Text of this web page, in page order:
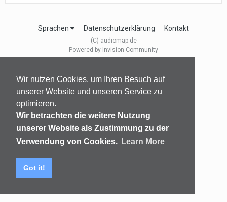
Wir nutzen Cookies, um Ihren Besuch auf
unserer Website und unseren Service zu
optimieren.
Wir betrachten die weitere Nutzung
unserer Website als Zustimmung zu der
Verwendung von Cookies. Learn More
Got it!
Sprachen Datenschutzerklärung Kontakt
(C) audiomap.de
Powered by Invision Community